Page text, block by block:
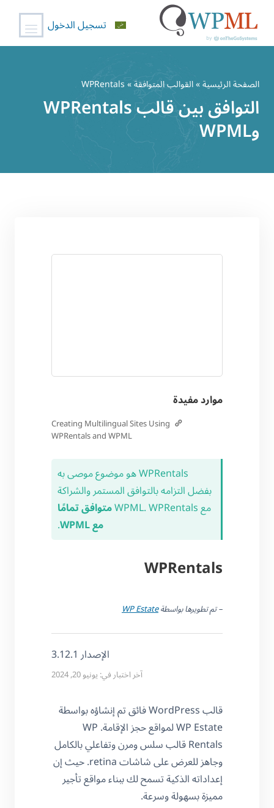
المحتوى
تسجيل الدخول
الصفحة الرئيسية»القوالب المتوافقة» WPRentals
التوافق بين قالب WPRentals
وWPML
موارد مفيدة
Creating Multilingual Sites Using
WPRentals and WPML
WPRentals هو موضوع موصى به
بفضل التزامه بالتوافق المستمر والشراكة
مع WPML. WPRentals
متوافق تمامًا
مع WPML
.
WPRentals
– تم تطويرها بواسطةWP Estate
الإصدار 3.12.1
آخر اختبار في: يونيو 20, 2024
قالب WordPress فائق تم إنشاؤه بواسطة
WP Estate لمواقع حجز الإقامة. WP
Rentals قالب سلس ومرن وتفاعلي بالكامل
وجاهز للعرض على شاشات retina. حيث إن
إعداداته الذكية تسمح لك ببناء مواقع تأجير
مميزة بسهولة وسرعة.